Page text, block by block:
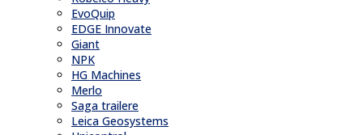
EvoQuip
EDGE Innovate
Giant
NPK
HG Machines
Merlo
Saga trailere
Leica Geosystems